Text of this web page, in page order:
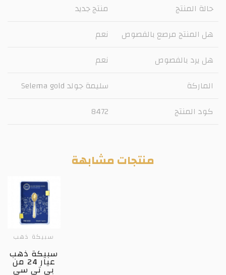
حالة المنتج
منتج جديد
هل المنتج مرصع بالفصوص
نعم
هل يرد بالفصوص
نعم
الماركة
سليمة جولد Selema gold
كود المنتج
8472
منتجات مشابهة
سبيكة ذهب
سبيكة ذهب
عيار 24 من
بي تي سي